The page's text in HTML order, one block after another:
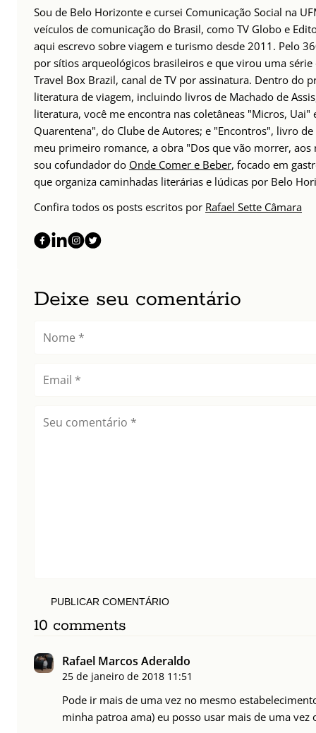
Sou de Belo Horizonte e cursei Comunicação Social na
veículos de comunicação do Brasil, como TV Globo e
aqui escrevo sobre viagem e turismo desde 2011. Pelo
por sítios arqueológicos brasileiros e que virou uma
Travel Box Brazil, canal de TV por assinatura. Dentro do
literatura de viagem, incluindo livros de Machado de
literatura, você me encontra nas coletâneas "Micros, Uai"
Quarentena", do Clube de Autores; e "Encontros", livro
meu primeiro romance, a obra "Dos que vão morrer,
sou cofundador do Onde Comer e Beber, focado em
que organiza caminhadas literárias e lúdicas por Belo
Confira todos os posts escritos por Rafael Sette Câmara
Deixe seu comentário
PUBLICAR COMENTÁRIO
10 comments
Rafael Marcos Aderaldo
25 de janeiro de 2018 11:51
Pode ir mais de uma vez no mesmo
minha patroa ama) eu posso usar mais de uma vez